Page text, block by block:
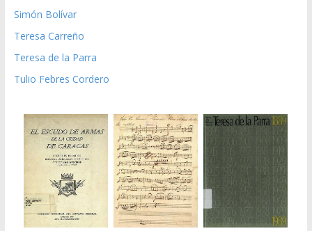
Simón Bolívar
Teresa Carreño
Teresa de la Parra
Tulio Febres Cordero